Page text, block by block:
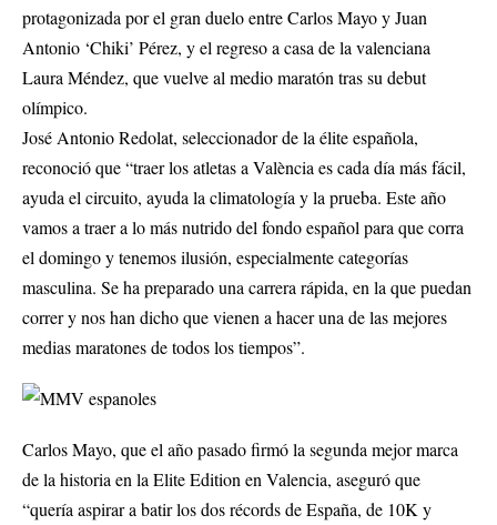
protagonizada por el gran duelo entre Carlos Mayo y Juan
Antonio ‘Chiki’ Pérez, y el regreso a casa de la valenciana
Laura Méndez, que vuelve al medio maratón tras su debut
olímpico.
José Antonio Redolat, seleccionador de la élite española,
reconoció que “traer los atletas a València es cada día más fácil,
ayuda el circuito, ayuda la climatología y la prueba. Este año
vamos a traer a lo más nutrido del fondo español para que corra
el domingo y tenemos ilusión, especialmente categorías
masculina. Se ha preparado una carrera rápida, en la que puedan
correr y nos han dicho que vienen a hacer una de las mejores
medias maratones de todos los tiempos”.
Carlos Mayo, que el año pasado firmó la segunda mejor marca
de la historia en la Elite Edition en Valencia, aseguró que
“quería aspirar a batir los dos récords de España, de 10K y